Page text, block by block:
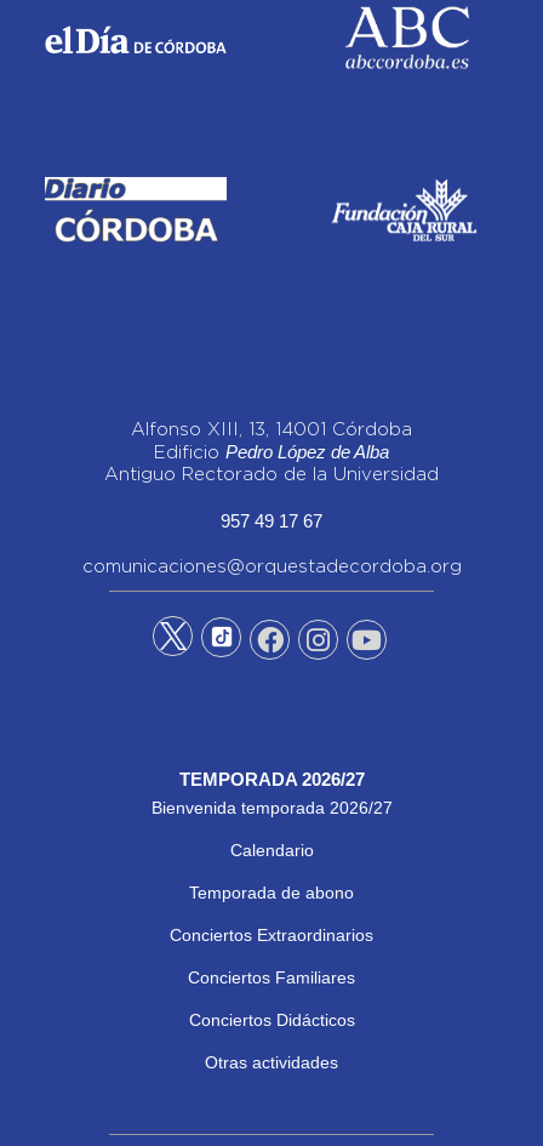
Alfonso XIII, 13, 14001 Córdoba
Edificio Pedro López de Alba
Antiguo Rectorado de la Universidad
957 49 17 67
comunicaciones@orquestadecordoba.org
TEMPORADA 2026/27
Bienvenida temporada 2026/27
Calendario
Temporada de abono
Conciertos Extraordinarios
Conciertos Familiares
Conciertos Didácticos
Otras actividades